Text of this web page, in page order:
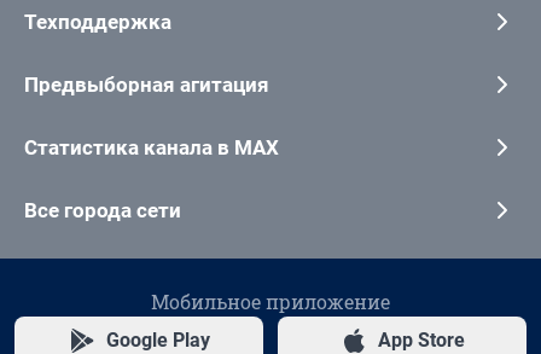
Техподдержка
Предвыборная агитация
Статистика канала в MAX
Все города сети
Мобильное приложение
Google Play App Store